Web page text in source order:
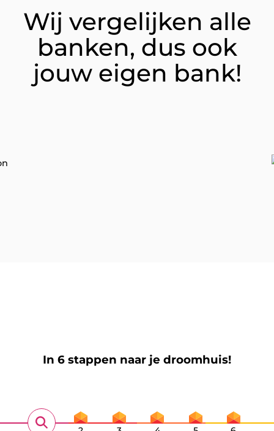
Wij vergelijken alle
banken, dus ook
jouw eigen bank!
In 6 stappen naar je droomhuis!